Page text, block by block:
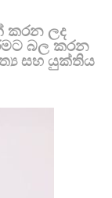
කරන ලද
බල කරන
සහ යුක්තිය